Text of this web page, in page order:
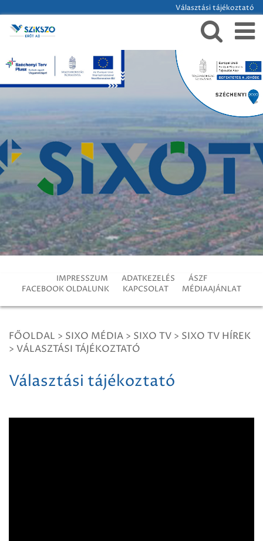
Választási tájékoztató
IMPRESSZUM ADATKEZELÉS
ÁSZF
FACEBOOK OLDALUNK
KAPCSOLAT MÉDIAAJÁNLAT
FŐOLDAL > SIXO MÉDIA > SIXO TV > SIXO TV HÍREK
> VÁLASZTÁSI TÁJÉKOZTATÓ
Választási tájékoztató